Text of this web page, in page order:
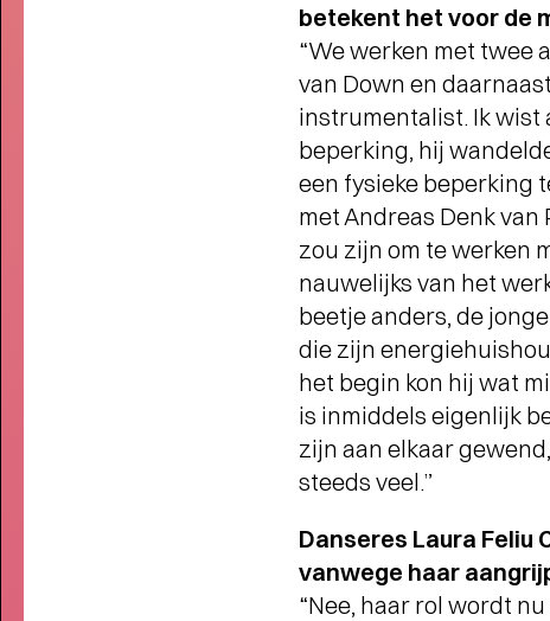
LOVE LIVE: 400+ NIEUWE
VOORSTELLINGEN EN
- Start kaartverkoop
vanaf 26 mei (members) en 28 mei
betekent het voor de
“We werken met twee
van Down en
instrumentalist. Ik wist
beperking, hij
een fysieke beperking
met Andreas Denk
zou zijn om te werken
nauwelijks van het
beetje anders, de
die zijn
het begin kon hij wat
is inmiddels eigenlijk
zijn aan elkaar
steeds veel.”
Danseres Laura Feliu
vanwege haar
“Nee, haar rol wordt